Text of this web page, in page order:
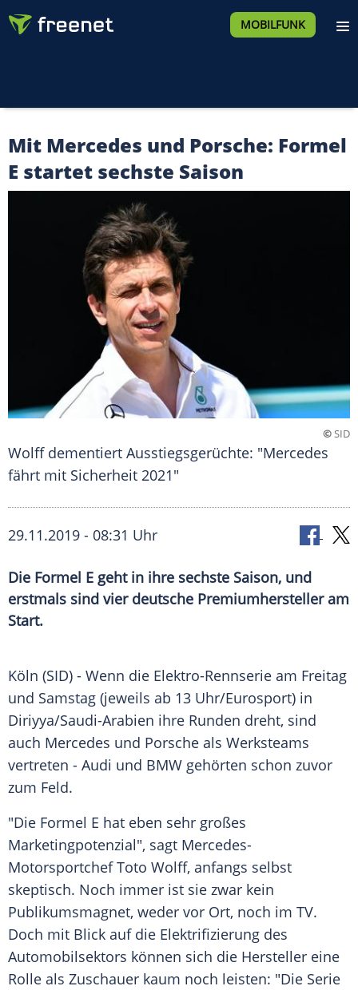
MOBILFUNK
Mit Mercedes und Porsche: Formel
E startet sechste Saison
©SID
Wolff dementiert Ausstiegsgerüchte: "Mercedes
fährt mit Sicherheit 2021"
29.11.2019 - 08:31 Uhr
Die Formel E geht in ihre sechste Saison, und
erstmals sind vier deutsche Premiumhersteller am
Start.
Köln (SID) - Wenn die Elektro-Rennserie am Freitag
und Samstag (jeweils ab 13 Uhr/Eurosport) in
Diriyya/Saudi-Arabien ihre Runden dreht, sind
auch Mercedes und Porsche als Werksteams
vertreten - Audi und BMW gehörten schon zuvor
zum Feld.
"Die Formel E hat eben sehr großes
Marketingpotenzial", sagt Mercedes-
Motorsportchef Toto Wolff, anfangs selbst
skeptisch. Noch immer ist sie zwar kein
Publikumsmagnet, weder vor Ort, noch im TV.
Doch mit Blick auf die Elektrifizierung des
Automobilsektors können sich die Hersteller eine
Rolle als Zuschauer kaum noch leisten: "Die Serie